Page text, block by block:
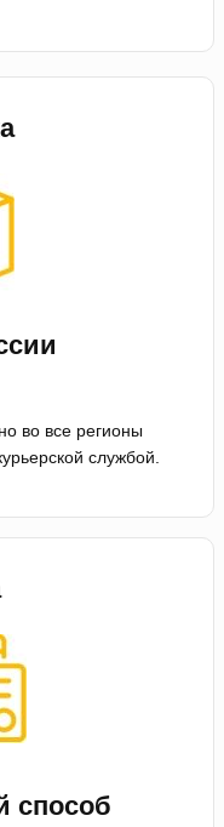
во все регионы
службой.
способ